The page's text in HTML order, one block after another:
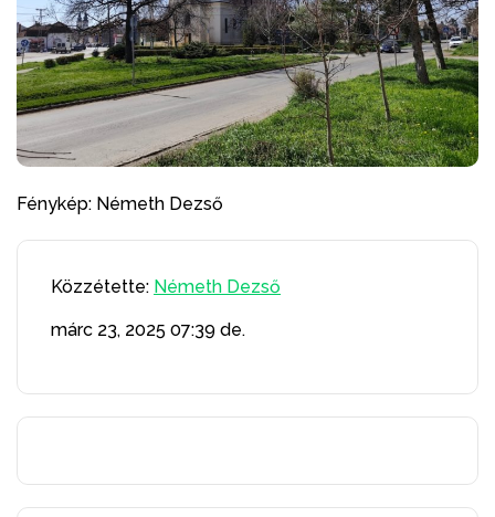
Fénykép: Németh Dezső
Közzétette: Németh Dezső
márc 23, 2025 07:39 de.